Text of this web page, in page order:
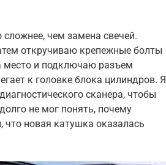
чем замена свечей.
откручиваю крепежные болты
место и подключаю разъем
к головке блока цилиндров. Я
сканера, чтобы
не мог понять, почему
что новая катушка оказалась